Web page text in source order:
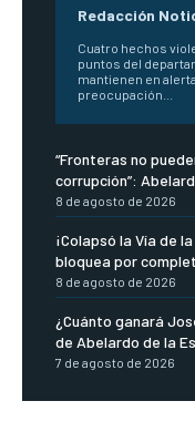
Redacción
Cuatro hechos
puntos del
mantienen en
preocupación...
“Fronteras no
corrupción”:
8 de agosto de 2026
¡Colapsó la Vía de
bloquea por
8 de agosto de 2026
¿Cuánto ganará
de Abelardo de la
7 de agosto de 2026